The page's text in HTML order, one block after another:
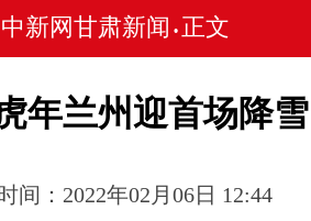
中新网甘肃新闻 • 正文
年兰州迎首场降雪
间：2022年02月06日 12:44